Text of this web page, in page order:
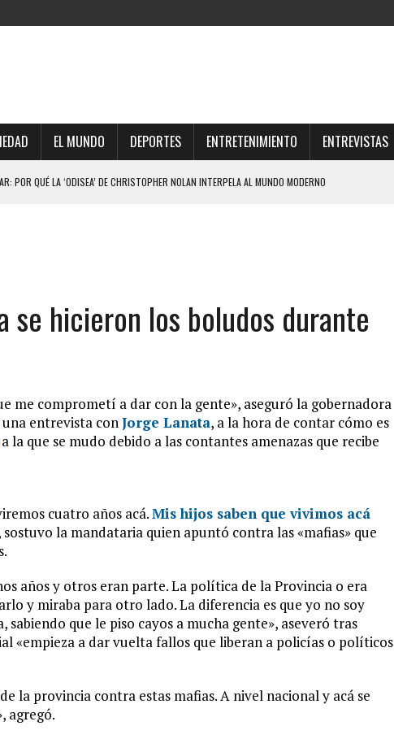
EL MUNDO DEPORTES ENTRETENIMIENTO ENTREVISTAS
POR QUÉ LA ‘ODISEA’ DE CHRISTOPHER NOLAN INTERPELA AL MUNDO MODERNO
EL SENADO Y LE DIERON EL GOLPE DE GRACIA A LA EXTRANJERIZACIÓN DE TIERRAS
se hicieron los boludos durante
me comprometí a dar con la gente», aseguró la gobernadora
una entrevista conJorge Lanata, a la hora de contar cómo es
a la que se mudo debido a las contantes amenazas que recibe
cuatro años acá.Mis hijos saben que vivimos acá
sostuvo la mandataria quien apuntó contra las «mafias» que
años y otros eran parte. La política de la Provincia o era
y miraba para otro lado. La diferencia es que yo no soy
sabiendo que le piso cayos a mucha gente», aseveró tras
«empieza a dar vuelta fallos que liberan a policías o políticos
la provincia contra estas mafias. A nivel nacional y acá se
agregó.